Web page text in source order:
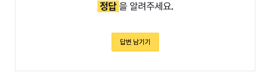
정답 을 알려주세요.
답변 남기기